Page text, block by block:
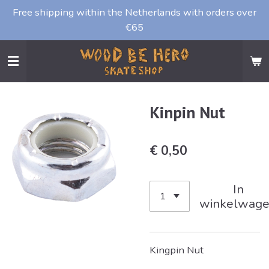
Ga
naar
de
Free shipping within the Netherlands with orders over
€65
Kinpin Nut
€ 0,50
In
Kingpin Nut